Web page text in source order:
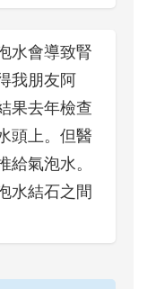
水會導致腎
我朋友阿
果去年檢查
頭上。但醫
給氣泡水。
水結石之間